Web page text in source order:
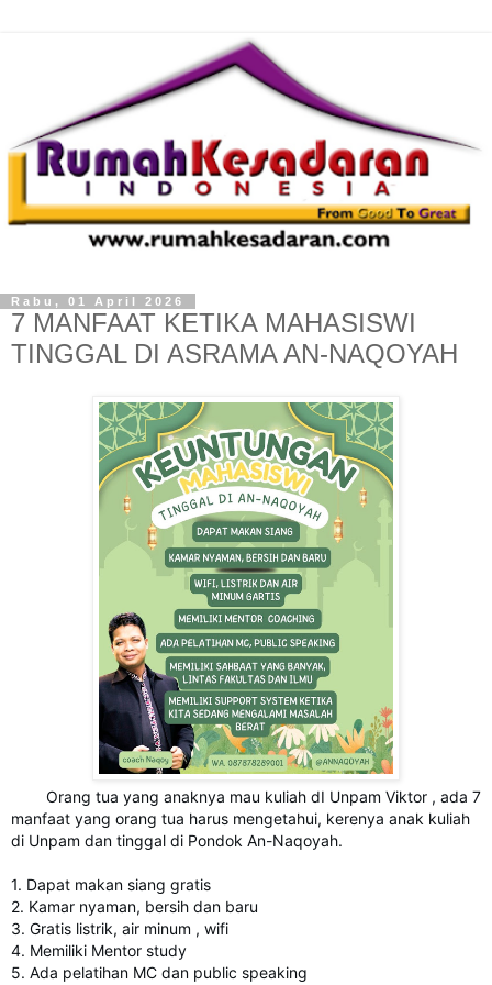
Rabu, 01 April 2026
7 MANFAAT KETIKA MAHASISWI
TINGGAL DI ASRAMA AN-NAQOYAH
Orang tua yang anaknya mau kuliah dI Unpam Viktor , ada 7
manfaat yang orang tua harus mengetahui, kerenya anak kuliah
di Unpam dan tinggal di Pondok An-Naqoyah.
1. Dapat makan siang gratis
2. Kamar nyaman, bersih dan baru
3. Gratis listrik, air minum , wifi
4. Memiliki Mentor study
5. Ada pelatihan MC dan public speaking